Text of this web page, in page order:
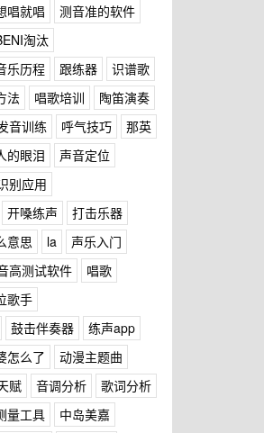
唱就唱
测音准的软件
淘汰
乐历程 跟练器
识谱歌
法 唱歌培训
陶笛演奏
音训练 呼气技巧
那英
的眼泪
声音定位
别应用
开嗓练声
打击乐器
意思 la
声乐入门
高测试软件
唱歌
歌手
鼓击伴奏器
练声app
怎么了
动漫主题曲
赋 音调分析
歌词分析
量工具
中岛美嘉